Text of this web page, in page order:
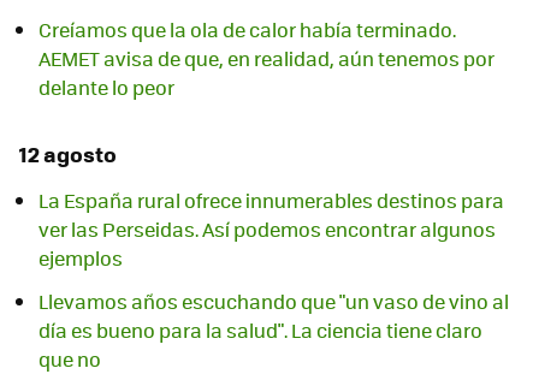
Creíamos que la ola de calor había terminado.
AEMET avisa de que, en realidad, aún tenemos por
delante lo peor
12 agosto
La España rural ofrece innumerables destinos para
ver las Perseidas. Así podemos encontrar algunos
ejemplos
Llevamos años escuchando que "un vaso de vino al
día es bueno para la salud". La ciencia tiene claro
que no